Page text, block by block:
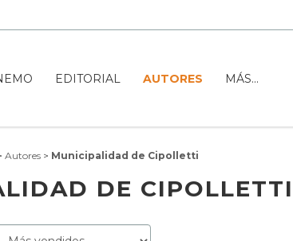
EDITORIAL AUTORES MÁS...
Autores > Municipalidad de Cipolletti
DE CIPOLLETTI